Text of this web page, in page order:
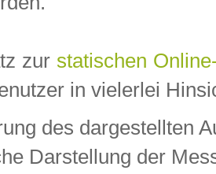
zur statischen
in vielerlei
des dargestellten
Darstellung der